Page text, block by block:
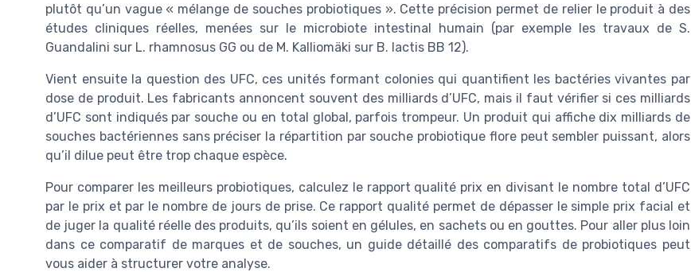
plutôt qu’un vague « mélange de souches probiotiques ». Cette précision permet de relier le produit à des
études cliniques réelles, menées sur le microbiote intestinal humain (par exemple les travaux de S.
Guandalini sur L. rhamnosus GG ou de M. Kalliomäki sur B. lactis BB 12).
Vient ensuite la question des UFC, ces unités formant colonies qui quantifient les bactéries vivantes par
dose de produit. Les fabricants annoncent souvent des milliards d’UFC, mais il faut vérifier si ces milliards
d’UFC sont indiqués par souche ou en total global, parfois trompeur. Un produit qui affiche dix milliards de
souches bactériennes sans préciser la répartition par souche probiotique flore peut sembler puissant, alors
qu’il dilue peut être trop chaque espèce.
Pour comparer les meilleurs probiotiques, calculez le rapport qualité prix en divisant le nombre total d’UFC
par le prix et par le nombre de jours de prise. Ce rapport qualité permet de dépasser le simple prix facial et
de juger la qualité réelle des produits, qu’ils soient en gélules, en sachets ou en gouttes. Pour aller plus loin
dans ce comparatif de marques et de souches, un guide détaillé des comparatifs de probiotiques peut
vous aider à structurer votre analyse.